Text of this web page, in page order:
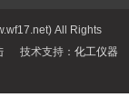
All Rights
技术支持： 化工仪器